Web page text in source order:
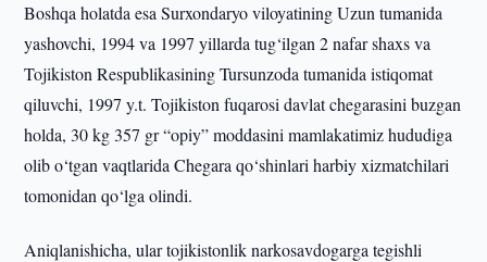
Boshqa holatda esa Surxondaryo viloyatining Uzun tumanida
yashovchi, 1994 va 1997 yillarda tug‘ilgan 2 nafar shaxs va
Tojikiston Respublikasining Tursunzoda tumanida istiqomat
qiluvchi, 1997 y.t. Tojikiston fuqarosi davlat chegarasini buzgan
holda, 30 kg 357 gr “opiy” moddasini mamlakatimiz hududiga
olib o‘tgan vaqtlarida Chegara qo‘shinlari harbiy xizmatchilari
tomonidan qo‘lga olindi.
Aniqlanishicha, ular tojikistonlik narkosavdogarga tegishli